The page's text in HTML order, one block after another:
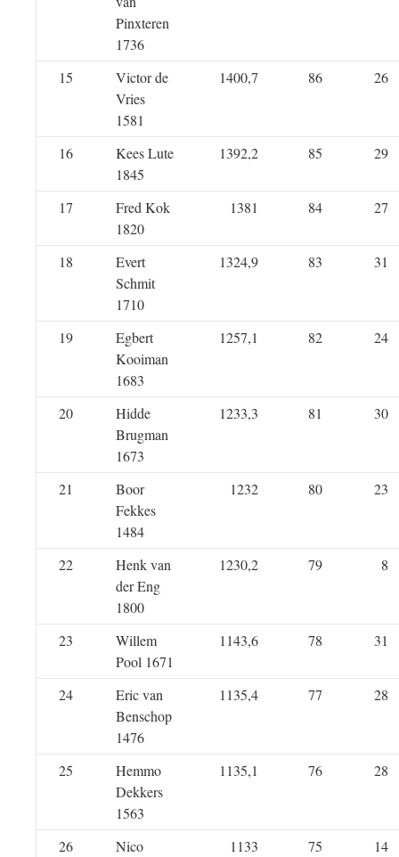
Pinxteren
1736
15
Victor de
Vries
1581
1400,7 86 26
16
Kees Lute
1845
1392,2 85 29
17
Fred Kok
1820
1381 84 27
18
Evert
Schmit
1710
1324,9 83 31
19
Egbert
Kooiman
1683
1257,1 82 24
20
Hidde
Brugman
1673
1233,3 81 30
21
Boor
Fekkes
1484
1232 80 23
22
Henk van
der Eng
1800
1230,2 79 8
23
Willem
Pool 1671
1143,6 78 31
24
Eric van
Benschop
1476
1135,4 77 28
25
Hemmo
Dekkers
1563
1135,1 76 28
26
Nico
1133 75 14